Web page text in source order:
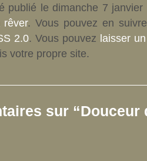
publié le dimanche 7
rêver. Vous pouvez en
2.0. Vous pouvez laisser
votre propre site.
sur “Douceur